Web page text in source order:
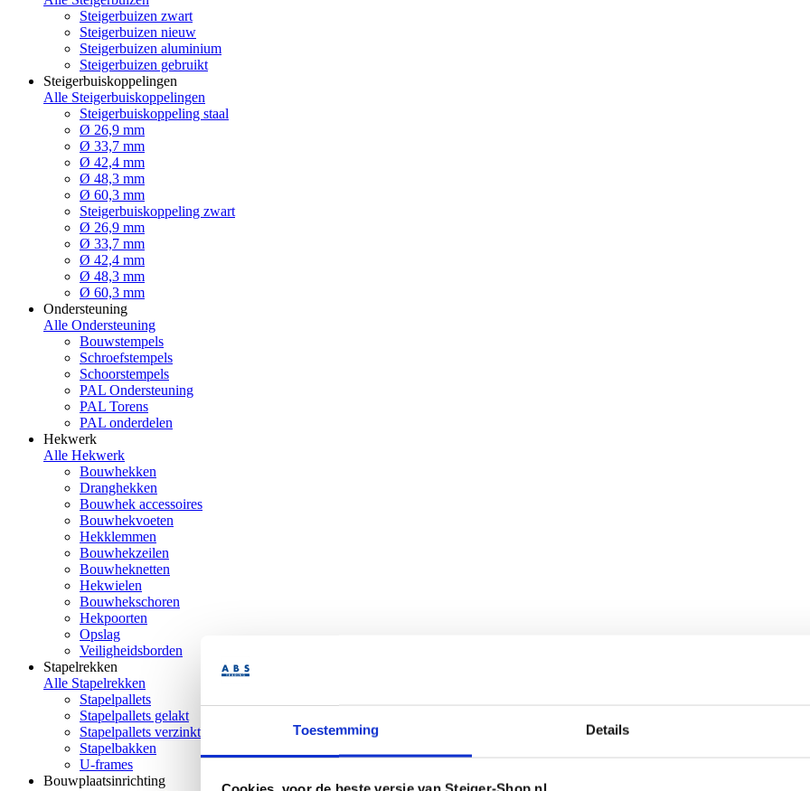
Toestemming Details
Steigerbuizen zwart
Steigerbuizen nieuw
Steigerbuizen aluminium
Steigerbuizen gebruikt
Steigerbuiskoppelingen
Alle Steigerbuiskoppelingen
Steigerbuiskoppeling staal
Ø 26,9 mm
Ø 33,7 mm
Ø 42,4 mm
Ø 48,3 mm
Ø 60,3 mm
Steigerbuiskoppeling zwart
Ø 26,9 mm
Ø 33,7 mm
Ø 42,4 mm
Ø 48,3 mm
Ø 60,3 mm
Ondersteuning
Alle Ondersteuning
Bouwstempels
Schroefstempels
Schoorstempels
PAL Ondersteuning
PAL Torens
PAL onderdelen
Hekwerk
Alle Hekwerk
Bouwhekken
Dranghekken
Bouwhek accessoires
Bouwhekvoeten
Hekklemmen
Bouwhekzeilen
Bouwheknetten
Hekwielen
Bouwhekschoren
Hekpoorten
Opslag
Veiligheidsborden
Stapelrekken
Alle Stapelrekken
Stapelpallets
Stapelpallets gelakt
Stapelpallets verzinkt
Stapelbakken
U-frames
Bouwplaatsinrichting